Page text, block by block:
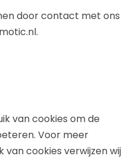
door contact met ons
van cookies om de
Voor meer
cookies verwijzen wij